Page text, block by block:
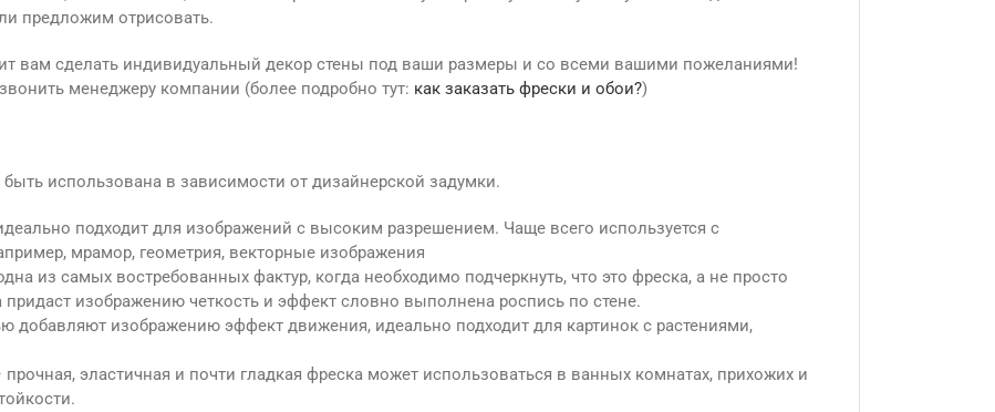
предложим отрисовать.
вам сделать индивидуальный декор стены под ваши размеры и со всеми вашими пожеланиями!
менеджеру компании (более подробно тут: как заказать фрески и обои?)
использована в зависимости от дизайнерской задумки.
подходит для изображений с высоким разрешением. Чаще всего используется с
мрамор, геометрия, векторные изображения
из самых востребованных фактур, когда необходимо подчеркнуть, что это фреска, а не просто
изображению четкость и эффект словно выполнена роспись по стене.
добавляют изображению эффект движения, идеально подходит для картинок с растениями,
прочная, эластичная и почти гладкая фреска может использоваться в ванных комнатах, прихожих и